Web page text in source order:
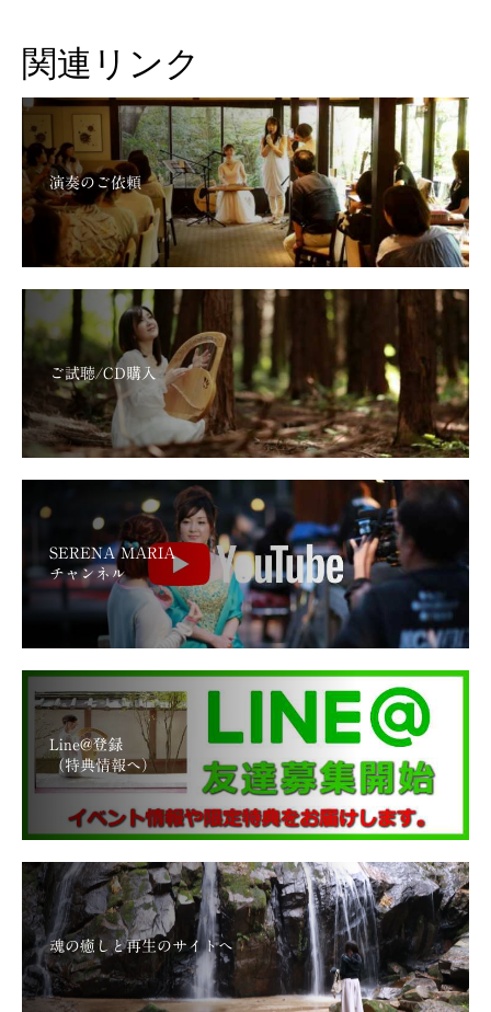
関連リンク
演奏のご依頼
ご試聴/CD購入
SERENA MARIA
チャンネル
Line@登録
（特典情報へ）
魂の癒しと再生のサイトへ